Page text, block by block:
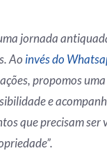
jornada
Ao invés do
propomos
e
que precisam ser